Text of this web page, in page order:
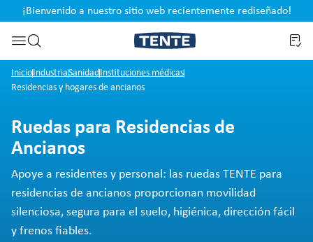
Saltar a la búsqueda
¡Bienvenido a nuestro sitio web recientemente rediseñado!
InicioIndustriaSanidadInstituciones médicas
Residencias y hogares de ancianos
Ruedas para Residencias de
Ancianos
Apoye a residentes y personal: las ruedas TENTE para
residencias de ancianos proporcionan movilidad
silenciosa, segura para el suelo, higiénica, dirección fácil
y frenos fiables.